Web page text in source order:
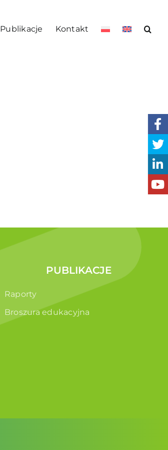
Publikacje Kontakt
PUBLIKACJE
Raporty
Broszura edukacyjna